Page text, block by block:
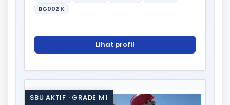
BG002 K
Lihat profil
SBU AKTIF · GRADE M1